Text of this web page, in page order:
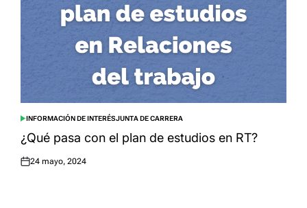
POSTED
INFORMACIÓN DE INTERÉSJUNTA DE CARRERA
¿Qué pasa con el plan de estudios en RT?
Posted
24 mayo, 2024